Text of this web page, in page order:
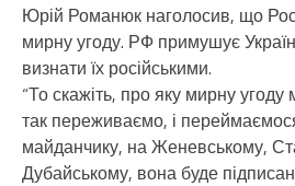
Юрій Романюк наголосив, що
мирну угоду. РФ примушує
визнати їх російськими.
“То скажіть, про яку мирну угоду
так переживаємо, і
майданчику, на Женевському,
Дубайському, вона буде